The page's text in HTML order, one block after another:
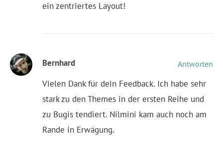
ein zentriertes Layout!
Bernhard Antworten
Vielen Dank für dein Feedback. Ich habe sehr
stark zu den Themes in der ersten Reihe und
zu Bugis tendiert. Nilmini kam auch noch am
Rande in Erwägung.